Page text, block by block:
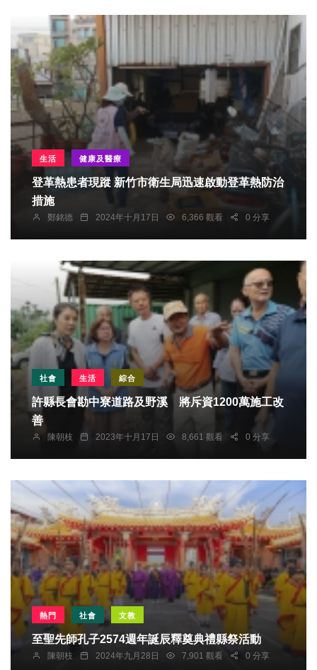
生活 健康及醫療
登革熱患者現蹤 新竹市衛生局迅速啟動登革熱防治
措施
鄭銘德 2024年十月17日 6,366 觀看 0 分享
社會 生活 綜合
許縣長會勘中寮道路及野溪 將斥資1200萬施工改
善
陳朝枝 2023年十月17日 8,661 觀看 0 分享
熱門 社會 文教
至聖先師孔子2574週年誕辰釋奠典禮縣祭活動
陳朝枝 2024年九月28日 7,901 觀看 0 分享